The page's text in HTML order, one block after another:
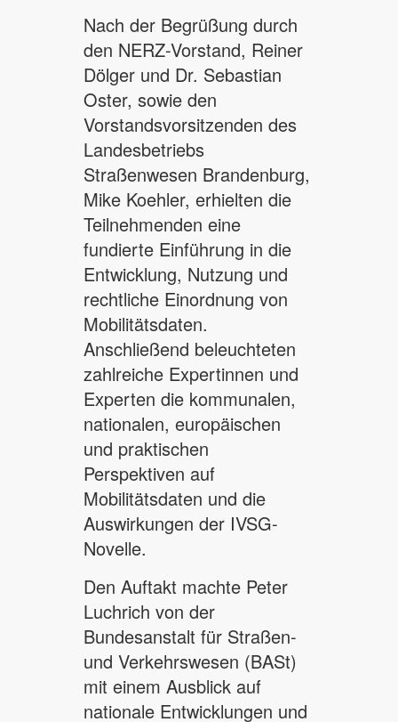
Nach der Begrüßung durch
den NERZ-Vorstand, Reiner
Dölger und Dr. Sebastian
Oster, sowie den
Vorstandsvorsitzenden des
Landesbetriebs
Straßenwesen Brandenburg,
Mike Koehler, erhielten die
Teilnehmenden eine
fundierte Einführung in die
Entwicklung, Nutzung und
rechtliche Einordnung von
Mobilitätsdaten.
Anschließend beleuchteten
zahlreiche Expertinnen und
Experten die kommunalen,
nationalen, europäischen
und praktischen
Perspektiven auf
Mobilitätsdaten und die
Auswirkungen der IVSG-
Novelle.
Den Auftakt machte Peter
Luchrich von der
Bundesanstalt für Straßen-
und Verkehrswesen (BASt)
mit einem Ausblick auf
nationale Entwicklungen und